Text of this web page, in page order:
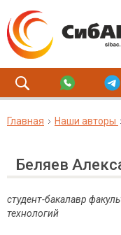
Главная Наши авторы
Беляев
студент-бакалавр
технологий